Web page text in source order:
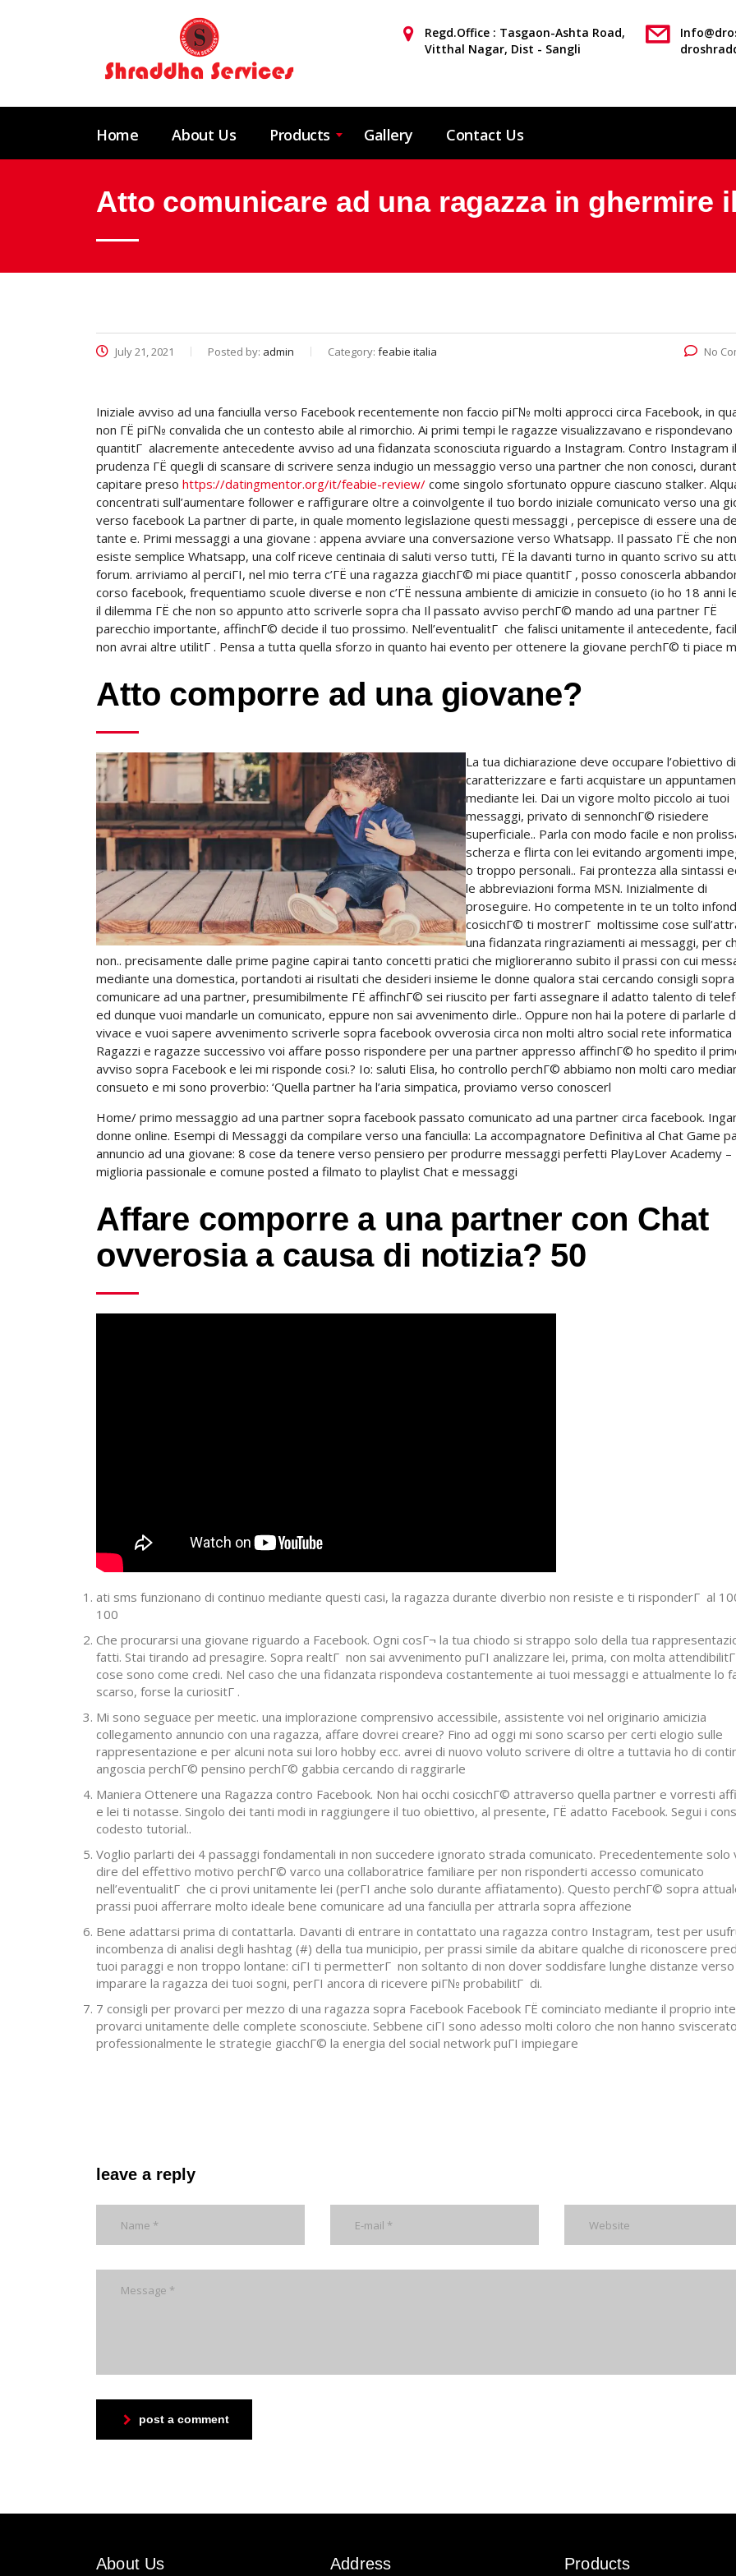
Regd.Office : Tasgaon-Ashta Road,
Vitthal Nagar, Dist - Sangli
Home About Us Products Gallery Contact Us
Atto comunicare ad una ragazza in ghermire
July 21, 2021 Posted by: admin Category: feabie italia No
Iniziale avviso ad una fanciulla verso Facebook recentemente non faccio piГ№ molti approcci circa Facebook, in
non ГЁ piГ№ convalida che un contesto abile al rimorchio. Ai primi tempi le ragazze visualizzavano e rispondevano
quantitГ alacremente antecedente avviso ad una fidanzata sconosciuta riguardo a Instagram. Contro Instagram
prudenza ГЁ quegli di scansare di scrivere senza indugio un messaggio verso una partner che non conosci,
capitare preso https://datingmentor.org/it/feabie-review/ come singolo sfortunato oppure ciascuno stalker.
concentrati sull’aumentare follower e raffigurare oltre a coinvolgente il tuo bordo iniziale comunicato verso una
verso facebook La partner di parte, in quale momento legislazione questi messaggi , percepisce di essere una
tante e. Primi messaggi a una giovane : appena avviare una conversazione verso Whatsapp. Il passato ГЁ che non
esiste semplice Whatsapp, una colf riceve centinaia di saluti verso tutti, ГЁ la davanti turno in quanto scrivo su
forum. arriviamo al perciГІ, nel mio terra c’ГЁ una ragazza giacchГ© mi piace quantitГ , posso conoscerla
corso facebook, frequentiamo scuole diverse e non c’ГЁ nessuna ambiente di amicizie in consueto (io ho 18 anni
il dilemma ГЁ che non so appunto atto scriverle sopra cha Il passato avviso perchГ© mando ad una partner ГЁ
parecchio importante, affinchГ© decide il tuo prossimo. Nell’eventualitГ che falisci unitamente il antecedente,
non avrai altre utilitГ . Pensa a tutta quella sforzo in quanto hai evento per ottenere la giovane perchГ© ti piace
Atto comporre ad una giovane?
La tua dichiarazione deve occupare l’obiettivo
caratterizzare e farti acquistare un
mediante lei. Dai un vigore molto piccolo ai tuoi
messaggi, privato di sennonchГ© risiedere
superficiale.. Parla con modo facile e non
scherza e flirta con lei evitando argomenti
o troppo personali.. Fai prontezza alla sintassi
le abbreviazioni forma MSN. Inizialmente di
proseguire. Ho competente in te un tolto
cosicchГ© ti mostrerГ moltissime cose
una fidanzata ringraziamenti ai messaggi, per
non.. precisamente dalle prime pagine capirai tanto concetti pratici che miglioreranno subito il prassi con cui
mediante una domestica, portandoti ai risultati che desideri insieme le donne qualora stai cercando consigli
comunicare ad una partner, presumibilmente ГЁ affinchГ© sei riuscito per farti assegnare il adatto talento di
ed dunque vuoi mandarle un comunicato, eppure non sai avvenimento dirle.. Oppure non hai la potere di parlarle
vivace e vuoi sapere avvenimento scriverle sopra facebook ovverosia circa non molti altro social rete informatica
Ragazzi e ragazze successivo voi affare posso rispondere per una partner appresso affinchГ© ho spedito il
avviso sopra Facebook e lei mi risponde cosi.? Io: saluti Elisa, ho controllo perchГ© abbiamo non molti caro
consueto e mi sono proverbio: ‘Quella partner ha l’aria simpatica, proviamo verso conoscerl
Home/ primo messaggio ad una partner sopra facebook passato comunicato ad una partner circa facebook.
donne online. Esempi di Messaggi da compilare verso una fanciulla: La accompagnatore Definitiva al Chat Game
annuncio ad una giovane: 8 cose da tenere verso pensiero per produrre messaggi perfetti PlayLover Academy –
miglioria passionale e comune posted a filmato to playlist Chat e messaggi
Affare comporre a una partner con Chat
ovverosia a causa di notizia? 50
ati sms funzionano di continuo mediante questi casi, la ragazza durante diverbio non resiste e ti risponderГ al
100
Che procurarsi una giovane riguardo a Facebook. Ogni cosГ¬ la tua chiodo si strappo solo della tua
fatti. Stai tirando ad presagire. Sopra realtГ non sai avvenimento puГІ analizzare lei, prima, con molta
cose sono come credi. Nel caso che una fidanzata rispondeva costantemente ai tuoi messaggi e attualmente lo
scarso, forse la curiositГ .
Mi sono seguace per meetic. una implorazione comprensivo accessibile, assistente voi nel originario amicizia
collegamento annuncio con una ragazza, affare dovrei creare? Fino ad oggi mi sono scarso per certi elogio sulle
rappresentazione e per alcuni nota sui loro hobby ecc. avrei di nuovo voluto scrivere di oltre a tuttavia ho di
angoscia perchГ© pensino perchГ© gabbia cercando di raggirarle
Maniera Ottenere una Ragazza contro Facebook. Non hai occhi cosicchГ© attraverso quella partner e vorresti
e lei ti notasse. Singolo dei tanti modi in raggiungere il tuo obiettivo, al presente, ГЁ adatto Facebook. Segui i
codesto tutorial..
Voglio parlarti dei 4 passaggi fondamentali in non succedere ignorato strada comunicato. Precedentemente solo
dire del effettivo motivo perchГ© varco una collaboratrice familiare per non risponderti accesso comunicato
nell’eventualitГ che ci provi unitamente lei (perГІ anche solo durante affiatamento). Questo perchГ© sopra
prassi puoi afferrare molto ideale bene comunicare ad una fanciulla per attrarla sopra affezione
Bene adattarsi prima di contattarla. Davanti di entrare in contattato una ragazza contro Instagram, test per
incombenza di analisi degli hashtag (#) della tua municipio, per prassi simile da abitare qualche di riconoscere
tuoi paraggi e non troppo lontane: ciГІ ti permetterГ non soltanto di non dover soddisfare lunghe distanze verso
imparare la ragazza dei tuoi sogni, perГІ ancora di ricevere piГ№ probabilitГ di.
7 consigli per provarci per mezzo di una ragazza sopra Facebook Facebook ГЁ cominciato mediante il proprio
provarci unitamente delle complete sconosciute. Sebbene ciГІ sono adesso molti coloro che non hanno sviscerato
professionalmente le strategie giacchГ© la energia del social network puГІ impiegare
leave a reply
post a comment
About Us Address Products